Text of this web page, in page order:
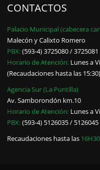
CONTACTOS
Palacio Municipal (cabecera
Malecón y Calixto Romero
PBX:(593-4) 3725080 /
Horario de Atención: Lunes a
(Recaudaciones hasta las 15:30)
Agencia Sur (La Puntilla)
Av. Samborondón km.10
Horario de Atención: Lunes a
PBX:(593-4) 5126035 /
Recaudaciones hasta las 16H30